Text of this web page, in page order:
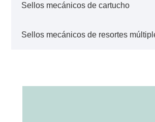
Sellos mecánicos de cartucho
Sellos mecánicos de resortes